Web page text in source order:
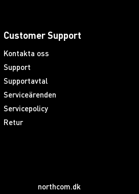
Customer Support
Kontakta oss
Support
Supportavtal
Serviceärenden
Servicepolicy
Retur
northcom.dk